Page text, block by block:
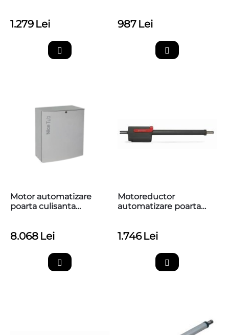
1.279 Lei 987 Lei
Motor automatizare
poarta culisanta
8.068 Lei
Motoreductor
automatizare poarta
TTN6024HS
1.746 Lei